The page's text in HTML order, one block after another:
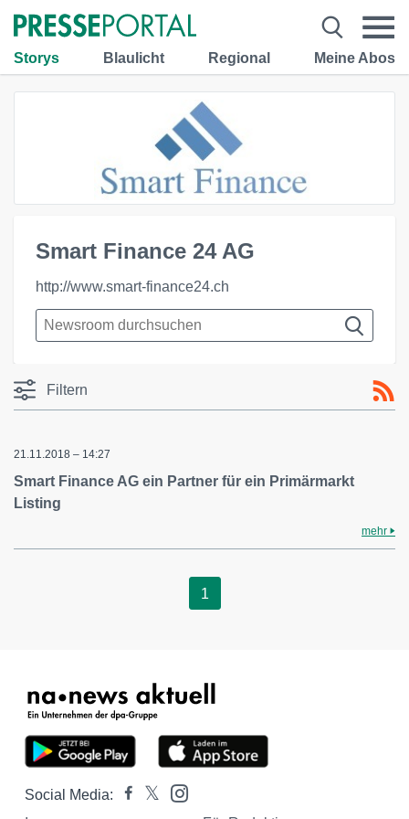
Storys Blaulicht Regional Meine Abos
Smart Finance 24 AG
http://www.smart-finance24.ch
Filtern
21.11.2018 – 14:27
Smart Finance AG ein Partner für ein Primärmarkt
Listing
mehr
1
Social Media: